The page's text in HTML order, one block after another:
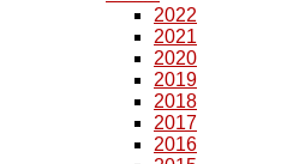
2022
2021
2020
2019
2018
2017
2016